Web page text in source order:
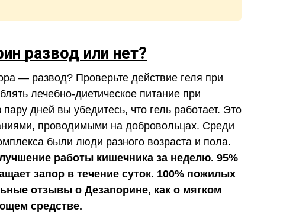
развод или нет?
— развод? Проверьте действие геля при
лечебно-диетическое питание при
дней вы убедитесь, что гель работает. Это
проводимыми на добровольцах. Среди
были люди разного возраста и пола.
работы кишечника за неделю. 95%
запор в течение суток. 100% пожилых
отзывы о Дезапорине, как о мягком
средстве.